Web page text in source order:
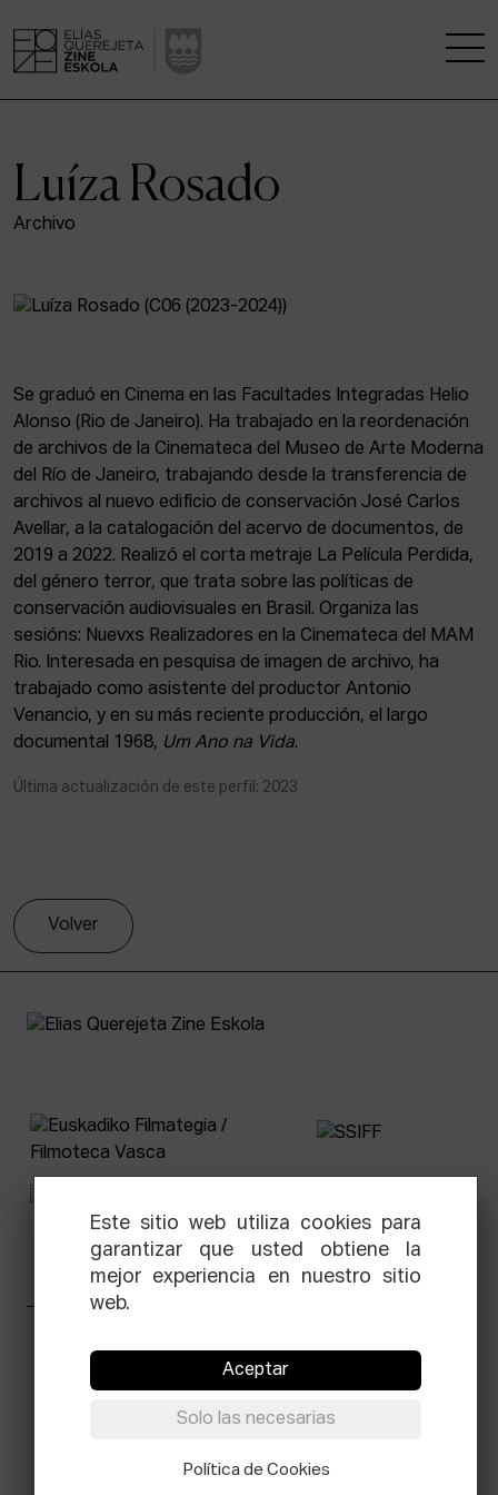
CENTRO DE INVESTIGACIÓN
KINOFABRIKA
COMUNIDAD
LA CASA DEL CINE
ACTUALIDAD
Admisión
Intranet
EUS
ENG
Luíza Rosado
Archivo
Se graduó en Cinema en las Facultades Integradas Helio
Alonso (Rio de Janeiro). Ha trabajado en la reordenación
de archivos de la Cinemateca del Museo de Arte Moderna
del Río de Janeiro, trabajando desde la transferencia de
archivos al nuevo edificio de conservación José Carlos
Avellar, a la catalogación del acervo de documentos, de
2019 a 2022. Realizó el corta metraje La Película Perdida,
del género terror, que trata sobre las políticas de
conservación audiovisuales en Brasil. Organiza las
sesións: Nuevxs Realizadores en la Cinemateca del MAM
Rio. Interesada en pesquisa de imagen de archivo, ha
trabajado como asistente del productor Antonio
Venancio, y en su más reciente producción, el largo
documental 1968, Um Ano na Vida.
Última actualización de este perfil: 2023
Volver
Tabakalera · Andre zigarrogileak plaza, 1
T.0034 943 545 005
Este sitio web utiliza cookies para
garantizar que usted obtiene la
mejor experiencia en nuestro sitio
web.
Aceptar
Solo las necesarias
Política de Cookies